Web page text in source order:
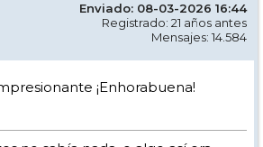
Enviado: 08-03-2026 16:44
Registrado: 21 años antes
Mensajes: 14.584
¡Enhorabuena!